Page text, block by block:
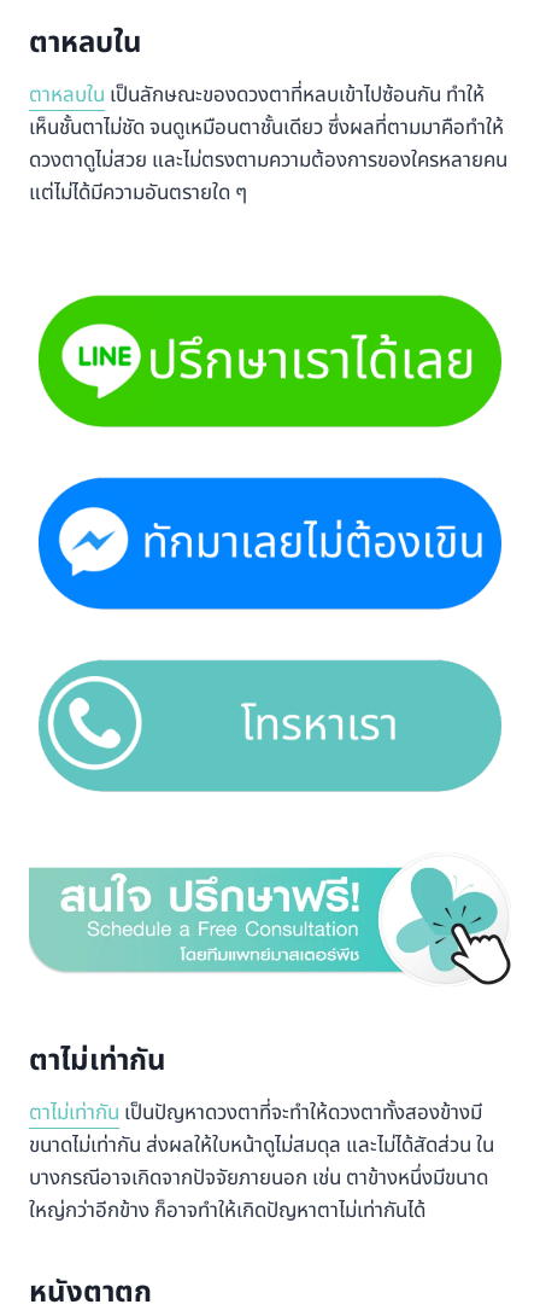
ตาหลบใน
ตาหลบใน เป็นลักษณะของดวงตาที่หลบเข้าไปซ้อนกัน ทำให้
เห็นชั้นตาไม่ชัด จนดูเหมือนตาชั้นเดียว ซึ่งผลที่ตามมาคือทำให้
ดวงตาดูไม่สวย และไม่ตรงตามความต้องการของใครหลายคน
แต่ไม่ได้มีความอันตรายใด ๆ
ตาไม่เท่ากัน
ตาไม่เท่ากัน เป็นปัญหาดวงตาที่จะทำให้ดวงตาทั้งสองข้างมี
ขนาดไม่เท่ากัน ส่งผลให้ใบหน้าดูไม่สมดุล และไม่ได้สัดส่วน ใน
บางกรณีอาจเกิดจากปัจจัยภายนอก เช่น ตาข้างหนึ่งมีขนาด
ใหญ่กว่าอีกข้าง ก็อาจทำให้เกิดปัญหาตาไม่เท่ากันได้
หนังตาตก